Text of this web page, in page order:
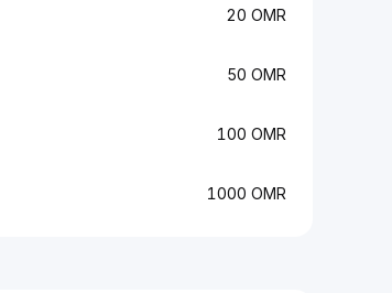
20 OMR
50 OMR
100 OMR
1000 OMR